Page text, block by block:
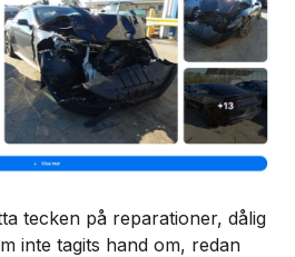
tecken på reparationer, dålig
inte tagits hand om, redan